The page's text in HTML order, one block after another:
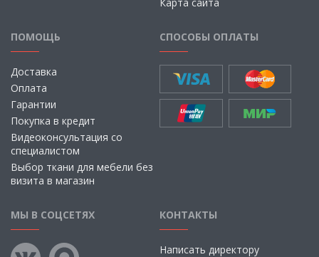
ПОМОЩЬ
Доставка
Оплата
Гарантии
Покупка в кредит
Видеоконсультация со
специалистом
Выбор ткани для мебели без
визита в магазин
СПОСОБЫ ОПЛАТЫ
МЫ В СОЦСЕТЯХ КОНТАКТЫ
Написать директору